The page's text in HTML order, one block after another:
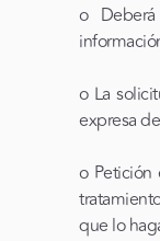
o Deberá
o La
expresa
o Petición
que lo